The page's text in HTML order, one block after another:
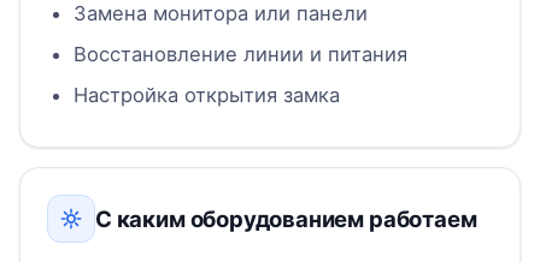
Замена монитора или панели
Восстановление линии и питания
Настройка открытия замка
С каким оборудованием работаем